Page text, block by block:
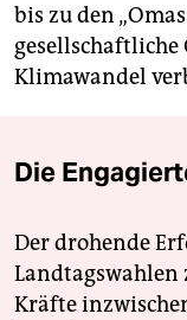
bis zu den
gesellschaftliche
Klimawandel
Die
Der drohende
Landtagswahlen
Kräfte